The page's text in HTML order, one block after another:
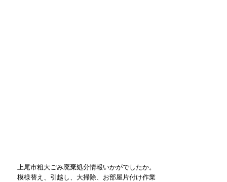
上尾市粗大ごみ廃棄処分情報いかがでしたか。
模様替え、引越し、大掃除、お部屋片付け作業